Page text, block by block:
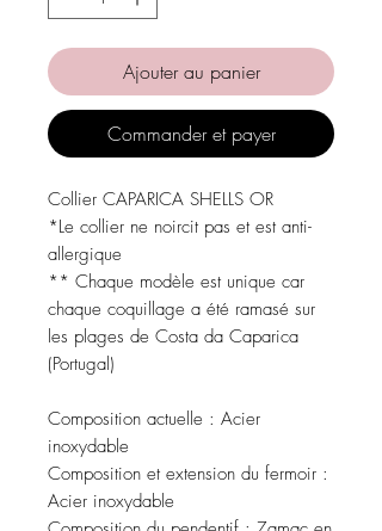
Ajouter au panier
Commander et payer
Collier CAPARICA SHELLS OR
*Le collier ne noircit pas et est anti-
allergique
** Chaque modèle est unique car
chaque coquillage a été ramasé sur
les plages de Costa da Caparica
(Portugal)
Composition actuelle : Acier
inoxydable
Composition et extension du fermoir :
Acier inoxydable